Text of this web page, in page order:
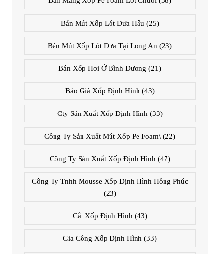
Bán Mút Xốp Lót Dưa Hấu (25)
Bán Mút Xốp Lót Dưa Tại Long An (23)
Bán Xốp Hơi Ở Bình Dương (21)
Báo Giá Xốp Định Hình (43)
Cty Sản Xuất Xốp Định Hình (33)
Công Ty Sản Xuất Mút Xốp Pe Foam\ (22)
Công Ty Sản Xuất Xốp Định Hình (47)
Công Ty Tnhh Mousse Xốp Định Hình Hồng Phúc
(23)
Cắt Xốp Định Hình (43)
Gia Công Xốp Định Hình (33)